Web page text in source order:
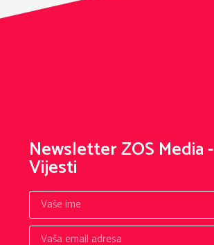
Newsletter ZOS Media -
Vijesti